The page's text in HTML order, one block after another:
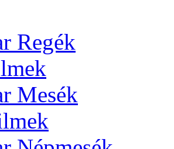
Regék
Mesék